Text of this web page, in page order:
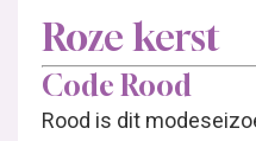
Roze kerst
Code Rood
Rood is dit